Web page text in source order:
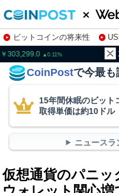
ビットコインの将来性
株特集・関連銘柄
0.11
CoinPostで今最
15年間休眠のビット
取得単価は約10ドル
ニュースラ
仮想通貨のパニッ